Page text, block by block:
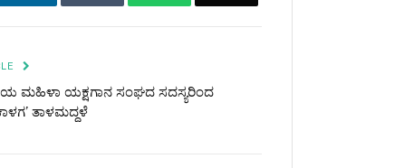
ಮಹಿಳಾ ಯಕ್ಷಗಾನ ಸಂಘದ ಸದಸ್ಯರಿಂದ
ತಾಳಮದ್ದಳೆ